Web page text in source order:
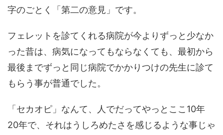
字のごとく「第二の意見」です。
フェレットを診てくれる病院が今よりずっと少なか
った昔は、病気になってもならなくても、最初から
最後までずっと同じ病院でかかりつけの先生に診て
もらう事が普通でした。
「セカオピ」なんて、人でだってやっとここ10年
20年で、それはうしろめたさを感じるような事じゃ